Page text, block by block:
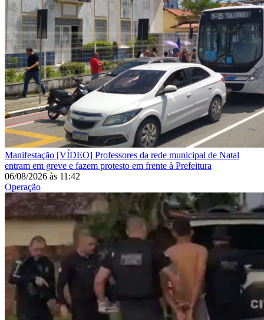
Manifestação [VÍDEO] Professores da rede municipal de Natal
entram em greve e fazem protesto em frente à Prefeitura
06/08/2026 às 11:42
Operação